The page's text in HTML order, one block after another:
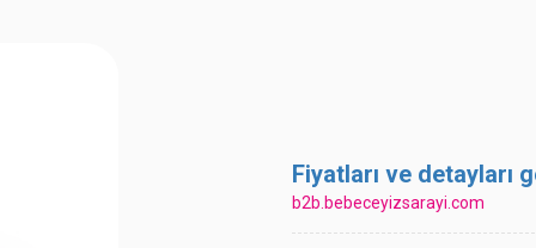
Fiyatları ve detayları
b2b.bebeceyizsarayi.com